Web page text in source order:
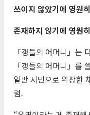
쓰이지 않았기에 영원
존재하지 않기에 영원
「갱들의 어머니」는
「갱들의 어머니」를
일반 시민으로 위장한
럼.